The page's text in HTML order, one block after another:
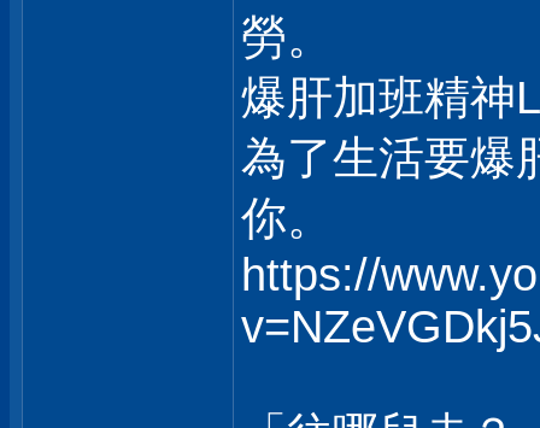
勞。
爆肝加班精神
為了生活要爆
你。
https://